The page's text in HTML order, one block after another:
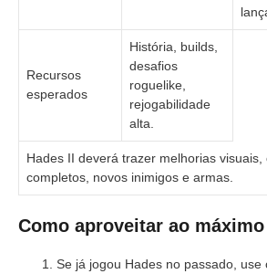
Recursos
esperados
História, builds,
desafios
roguelike,
rejogabilidade
alta.
Hades II deverá trazer melhorias
completos, novos inimigos e armas.
Como aproveitar ao máximo
Se já jogou Hades no passado, use